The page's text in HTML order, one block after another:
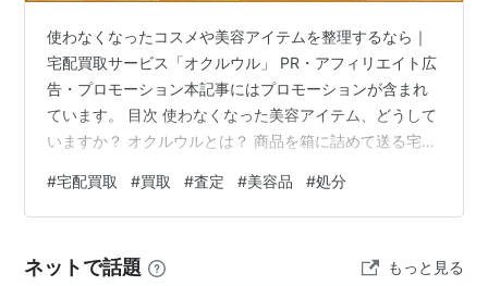
使わなくなったコスメや美容アイテムを整理するなら｜
宅配買取サービス「オクルウル」 PR・アフィリエイト広
告・プロモーション本記事にはプロモーションが含まれ
ています。 目次 使わなくなった美容アイテム、どうして
いますか？ オクルウルとは？ 商品を箱に詰めて送る宅配
ォンから申し込みやすい こんな方におすすめ 利用前に確
認したいポイント 申し込みから買取までの流れ 購入では
スメや美容アイテムを整理するなら｜宅配買取サービス
#宅配買取 #買取 #査定 #美容品 #処分
ネットで話題 もっと見る